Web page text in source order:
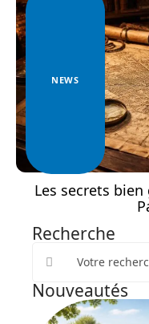
NEWS
Les secrets bien
Recherche
Nouveautés